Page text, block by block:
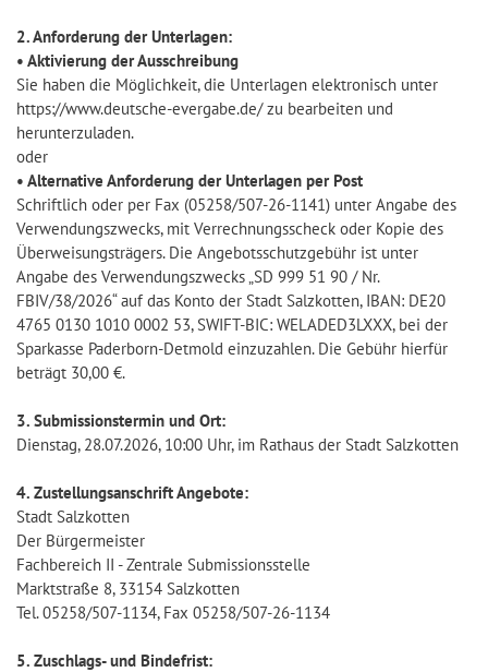
2. Anforderung der Unterlagen:
• Aktivierung der Ausschreibung
Sie haben die Möglichkeit, die Unterlagen elektronisch unter
https://www.deutsche-evergabe.de/ zu bearbeiten und
herunterzuladen.
oder
• Alternative Anforderung der Unterlagen per Post
Schriftlich oder per Fax (05258/507-26-1141) unter Angabe des
Verwendungszwecks, mit Verrechnungsscheck oder Kopie des
Überweisungsträgers. Die Angebotsschutzgebühr ist unter
Angabe des Verwendungszwecks „SD 999 51 90 / Nr.
FBIV/38/2026“ auf das Konto der Stadt Salzkotten, IBAN: DE20
4765 0130 1010 0002 53, SWIFT-BIC: WELADED3LXXX, bei der
Sparkasse Paderborn-Detmold einzuzahlen. Die Gebühr hierfür
beträgt 30,00 €.
3. Submissionstermin und Ort:
Dienstag, 28.07.2026, 10:00 Uhr, im Rathaus der Stadt Salzkotten
4. Zustellungsanschrift Angebote:
Stadt Salzkotten
Der Bürgermeister
Fachbereich II - Zentrale Submissionsstelle
Marktstraße 8, 33154 Salzkotten
Tel. 05258/507-1134, Fax 05258/507-26-1134
5. Zuschlags- und Bindefrist: